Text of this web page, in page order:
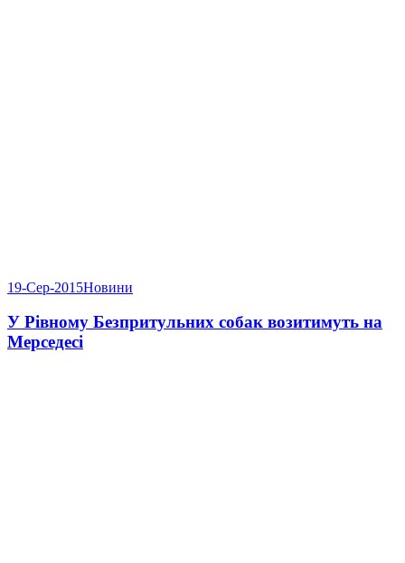
19-Сер-2015Новини
У Рівному Безпритульних собак возитимуть на
Мерседесі